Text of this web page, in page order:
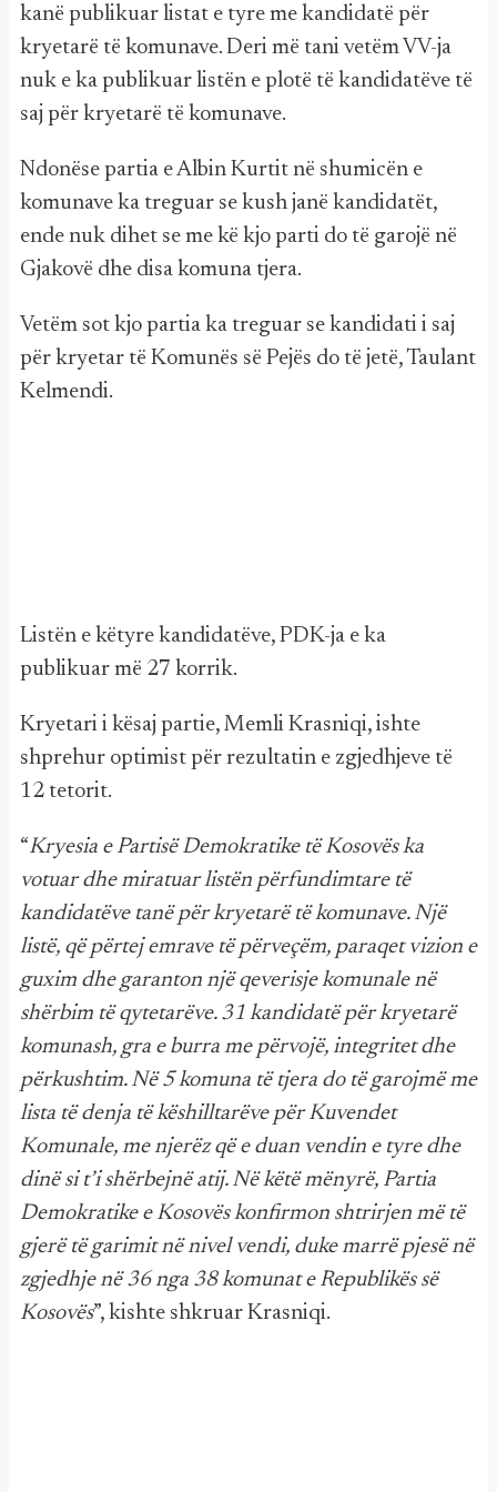
kanë publikuar listat e tyre me kandidatë për
kryetarë të komunave. Deri më tani vetëm VV-ja
nuk e ka publikuar listën e plotë të kandidatëve të
saj për kryetarë të komunave.
Ndonëse partia e Albin Kurtit në shumicën e
komunave ka treguar se kush janë kandidatët,
ende nuk dihet se me kë kjo parti do të garojë në
Gjakovë dhe disa komuna tjera.
Vetëm sot kjo partia ka treguar se kandidati i saj
për kryetar të Komunës së Pejës do të jetë, Taulant
Kelmendi.
Listën e këtyre kandidatëve, PDK-ja e ka
publikuar më 27 korrik.
Kryetari i kësaj partie, Memli Krasniqi, ishte
shprehur optimist për rezultatin e zgjedhjeve të
12 tetorit.
“Kryesia e Partisë Demokratike të Kosovës ka
votuar dhe miratuar listën përfundimtare të
kandidatëve tanë për kryetarë të komunave. Një
listë, që përtej emrave të përveçëm, paraqet vizion e
guxim dhe garanton një qeverisje komunale në
shërbim të qytetarëve. 31 kandidatë për kryetarë
komunash, gra e burra me përvojë, integritet dhe
përkushtim. Në 5 komuna të tjera do të garojmë me
lista të denja të këshilltarëve për Kuvendet
Komunale, me njerëz që e duan vendin e tyre dhe
dinë si t’i shërbejnë atij. Në këtë mënyrë, Partia
Demokratike e Kosovës konfirmon shtrirjen më të
gjerë të garimit në nivel vendi, duke marrë pjesë në
zgjedhje në 36 nga 38 komunat e Republikës së
Kosovës”, kishte shkruar Krasniqi.